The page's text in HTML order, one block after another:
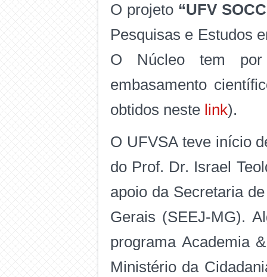
O projeto “UFV
Pesquisas e Estudos
O Núcleo tem por
embasamento
obtidos neste link).
O UFVSA teve início
do Prof. Dr. Israel
apoio da Secretaria
Gerais (SEEJ-MG).
programa Academia
Ministério da